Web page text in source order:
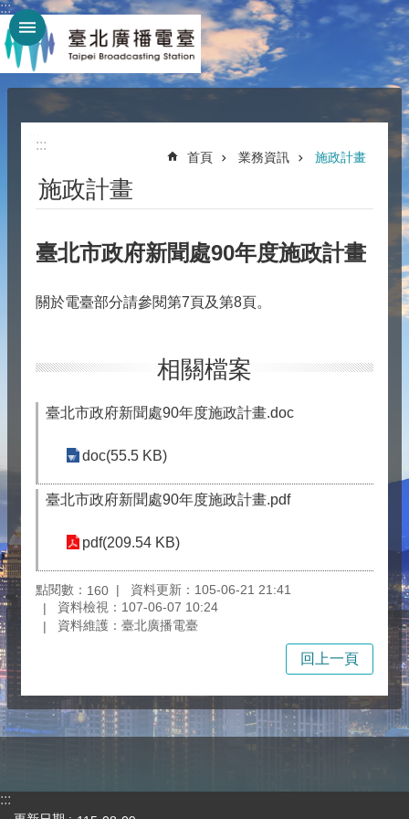
跳到主要內容區塊
:::
:::
首頁 業務資訊 施政計畫
施政計畫
臺北市政府新聞處90年度施政計畫
關於電臺部分請參閱第7頁及第8頁。
相關檔案
臺北市政府新聞處90年度施政計畫.doc
doc(55.5 KB)
臺北市政府新聞處90年度施政計畫.pdf
pdf(209.54 KB)
點閱數： 160
資料更新：105-06-21 21:41
資料檢視：107-06-07 10:24
資料維護：臺北廣播電臺
回上一頁
:::